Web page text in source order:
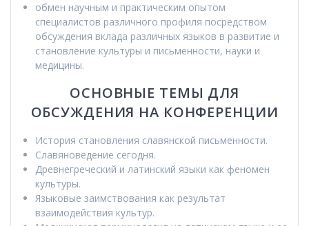
обмен научным и практическим опытом
специалистов различного профиля посредством
обсуждения вклада различных языков в развитие и
становление культуры и письменности, науки и
медицины.
ОСНОВНЫЕ ТЕМЫ ДЛЯ
ОБСУЖДЕНИЯ НА КОНФЕРЕНЦИИ
История становления славянской письменности.
Славяноведение сегодня.
Древнегреческий и латинский языки как феномен
культуры.
Языковые заимствования как результат
взаимодействия культур.